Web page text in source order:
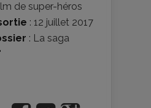
de super-héros
: 12 juillet 2017
: La saga